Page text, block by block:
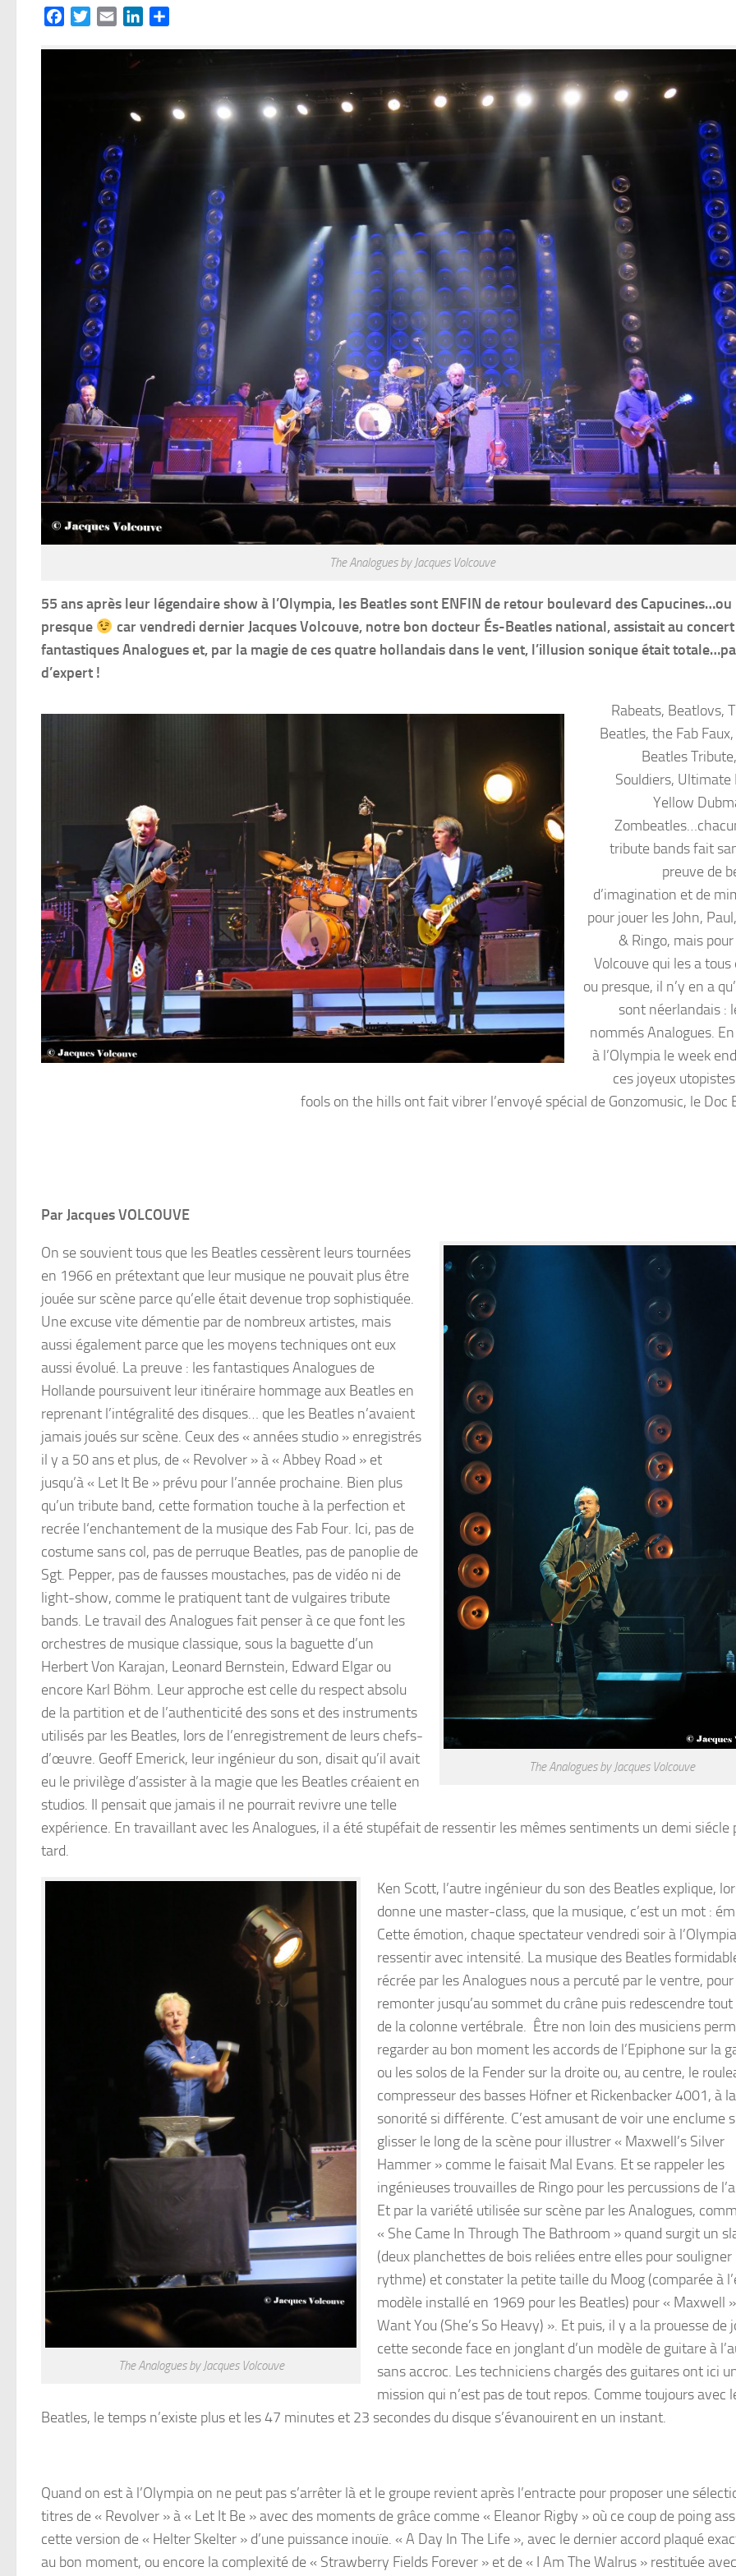
FacebookTwitterEmail LinkedIn
The Analogues by Jacques Volcouve
55 ans après leur légendaire show à l’Olympia, les Beatles sont ENFIN de retour boulevard des Capucines…ou
presque
car vendredi dernier Jacques Volcouve, notre bon docteur És-Beatles national, assistait au
fantastiques Analogues et, par la magie de ces quatre hollandais dans le vent, l’illusion sonique était
d’expert !
Rabeats, Beatlovs,
Beatles, the Fab
Beatles
Souldiers, Ultimate
Yellow
tribute bands fait
preuve de
d’imagination et de
pour jouer les John,
& Ringo, mais pour
Volcouve qui les a tous
ou presque, il n’y en a
sont néerlandais :
nommés Analogues.
à l’Olympia le week
ces joyeux
fools on the hills ont fait vibrer l’envoyé spécial de Gonzomusic, le Doc
Par Jacques VOLCOUVE
The Analogues by Jacques Volcouve
On se souvient tous que les Beatles cessèrent leurs tournées
en 1966 en prétextant que leur musique ne pouvait plus être
jouée sur scène parce qu’elle était devenue trop sophistiquée.
Une excuse vite démentie par de nombreux artistes, mais
aussi également parce que les moyens techniques ont eux
aussi évolué. La preuve : les fantastiques Analogues de
Hollande poursuivent leur itinéraire hommage aux Beatles en
reprenant l’intégralité des disques… que les Beatles n’avaient
jamais joués sur scène. Ceux des « années studio » enregistrés
il y a 50 ans et plus, de « Revolver » à « Abbey Road » et
jusqu’à « Let It Be » prévu pour l’année prochaine. Bien plus
qu’un tribute band, cette formation touche à la perfection et
recrée l‘enchantement de la musique des Fab Four. Ici, pas de
costume sans col, pas de perruque Beatles, pas de panoplie de
Sgt. Pepper, pas de fausses moustaches, pas de vidéo ni de
light-show, comme le pratiquent tant de vulgaires tribute
bands. Le travail des Analogues fait penser à ce que font les
orchestres de musique classique, sous la baguette d’un
Herbert Von Karajan, Leonard Bernstein, Edward Elgar ou
encore Karl Böhm. Leur approche est celle du respect absolu
de la partition et de l’authenticité des sons et des instruments
utilisés par les Beatles, lors de l’enregistrement de leurs chefs-
d’œuvre. Geoff Emerick, leur ingénieur du son, disait qu’il avait
eu le privilège d’assister à la magie que les Beatles créaient en
studios. Il pensait que jamais il ne pourrait revivre une telle
expérience. En travaillant avec les Analogues, il a été stupéfait de ressentir les mêmes sentiments un demi siécle
tard.
The Analogues by Jacques Volcouve
Ken Scott, l’autre ingénieur du son des Beatles explique,
donne une master-class, que la musique, c’est un mot :
Cette émotion, chaque spectateur vendredi soir à
ressentir avec intensité. La musique des Beatles
récrée par les Analogues nous a percuté par le ventre, pour
remonter jusqu’au sommet du crâne puis redescendre
de la colonne vertébrale. Être non loin des musiciens
regarder au bon moment les accords de l’Epiphone sur la
ou les solos de la Fender sur la droite ou, au centre, le
compresseur des basses Höfner et Rickenbacker 4001, à la
sonorité si différente. C’est amusant de voir une enclume
glisser le long de la scène pour illustrer « Maxwell’s Silver
Hammer » comme le faisait Mal Evans. Et se rappeler les
ingénieuses trouvailles de Ringo pour les percussions de
Et par la variété utilisée sur scène par les Analogues,
« She Came In Through The Bathroom » quand surgit un
(deux planchettes de bois reliées entre elles pour souligner
rythme) et constater la petite taille du Moog (comparée à
modèle installé en 1969 pour les Beatles) pour « Maxwell
Want You (She’s So Heavy) ». Et puis, il y a la prouesse de
cette seconde face en jonglant d’un modèle de guitare à
sans accroc. Les techniciens chargés des guitares ont ici
mission qui n’est pas de tout repos. Comme toujours avec
Beatles, le temps n’existe plus et les 47 minutes et 23 secondes du disque s’évanouirent en un instant.
Quand on est à l’Olympia on ne peut pas s’arrêter là et le groupe revient après l’entracte pour proposer une
titres de « Revolver » à « Let It Be » avec des moments de grâce comme « Eleanor Rigby » où ce coup de poing
cette version de « Helter Skelter » d’une puissance inouïe. « A Day In The Life », avec le dernier accord plaqué
au bon moment, ou encore la complexité de « Strawberry Fields Forever » et de « I Am The Walrus » restituée